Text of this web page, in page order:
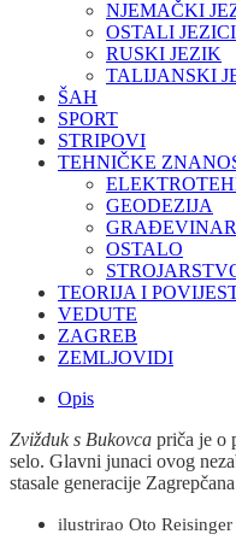
NJEMAČKI
OSTALI JEZICI
RUSKI JEZIK
TALIJANSKI
ŠAH
SPORT
STRIPOVI
TEHNIČKE
GEODEZIJA
OSTALO
TEORIJA I
VEDUTE
ZAGREB
ZEMLJOVIDI
Opis
Zvižduk s Bukovca priča je o
selo. Glavni junaci ovog
stasale generacije
ilustrirao Oto Reisinger